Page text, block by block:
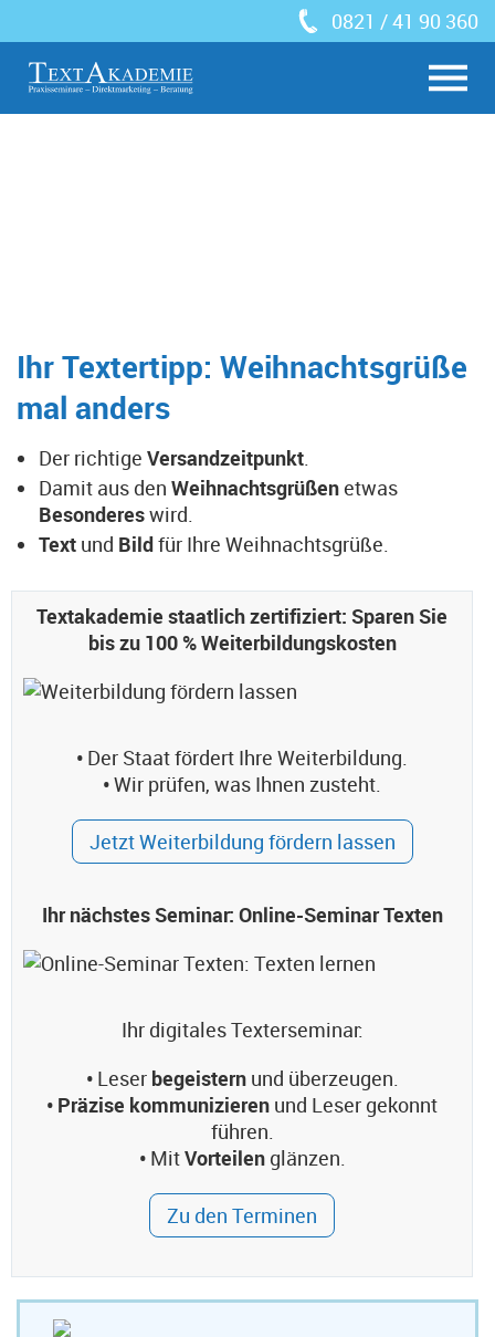
0821 / 41 90 360
Ihr Textertipp: Weihnachtsgrüße
mal anders
Der richtige Versandzeitpunkt.
Damit aus den Weihnachtsgrüßen etwas
Besondereswird.
Text und Bildfür Ihre Weihnachtsgrüße.
Textakademie staatlich zertifiziert: Sparen Sie
bis zu 100 % Weiterbildungskosten
• Der Staat fördert Ihre Weiterbildung.
•Wir prüfen, was Ihnen zusteht.
Jetzt Weiterbildung fördern lassen
Ihr nächstes Seminar: Online-Seminar Texten
Ihr digitales Texterseminar:
• Leser begeistern und überzeugen.
• Präzise kommunizieren und Leser gekonnt
führen.
• MitVorteilen glänzen.
Zu den Terminen